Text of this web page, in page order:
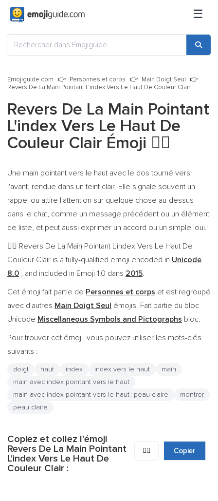
☰
Emojiguide.com Personnes et corps
Main Doigt Seul
Revers De La Main Pointant L'index Vers Le Haut De Couleur Clair
Revers De La Main Pointant
L'index Vers Le Haut De
Couleur Clair Émoji 👆🏻
Une main pointant vers le haut avec le dos tourné vers
l'avant, rendue dans un teint clair. Elle signale souvent un
rappel ou attire l'attention sur quelque chose au-dessus
dans le chat, comme un message précédent ou un élément
de liste, et peut aussi exprimer un accord ou un simple 'oui.'
👆🏻 Revers De La Main Pointant L'index Vers Le Haut De
Couleur Clair is a fully-qualified emoji encoded in Unicode
8.0 , and included in Emoji 1.0 dans 2015.
Cet émoji fait partie de Personnes et corps et est regroupé
avec d'autres Main Doigt Seul émojis. Fait partie du bloc
Unicode Miscellaneous Symbols and Pictographs bloc.
Pour trouver cet émoji, vous pouvez utiliser les mots-clés
suivants :
doigt haut index index vers le haut
main
main avec index pointant vers le haut
main avec index pointant vers le haut : peau claire
montrer
peau claire
Copiez et collez l'émoji
Revers De La Main Pointant
L'index Vers Le Haut De
Couleur Clair :
👆🏻 Copier